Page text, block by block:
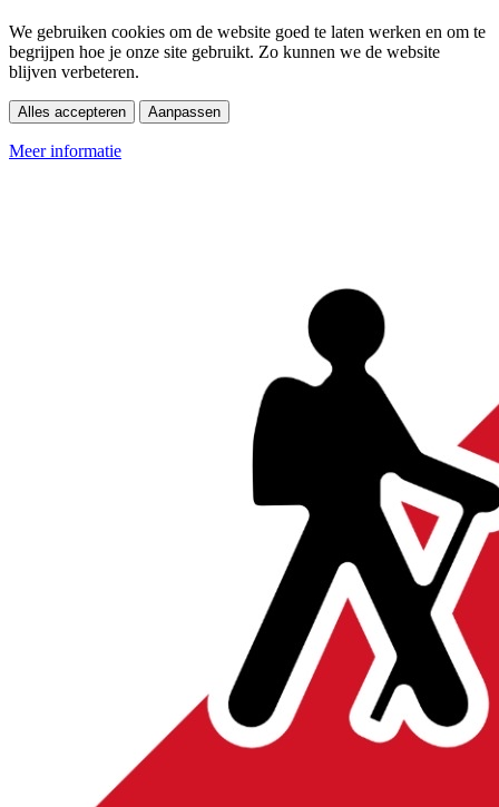
We gebruiken cookies om de website goed te laten werken en om te
begrijpen hoe je onze site gebruikt. Zo kunnen we de website
blijven verbeteren.
Alles accepteren Aanpassen
Meer informatie